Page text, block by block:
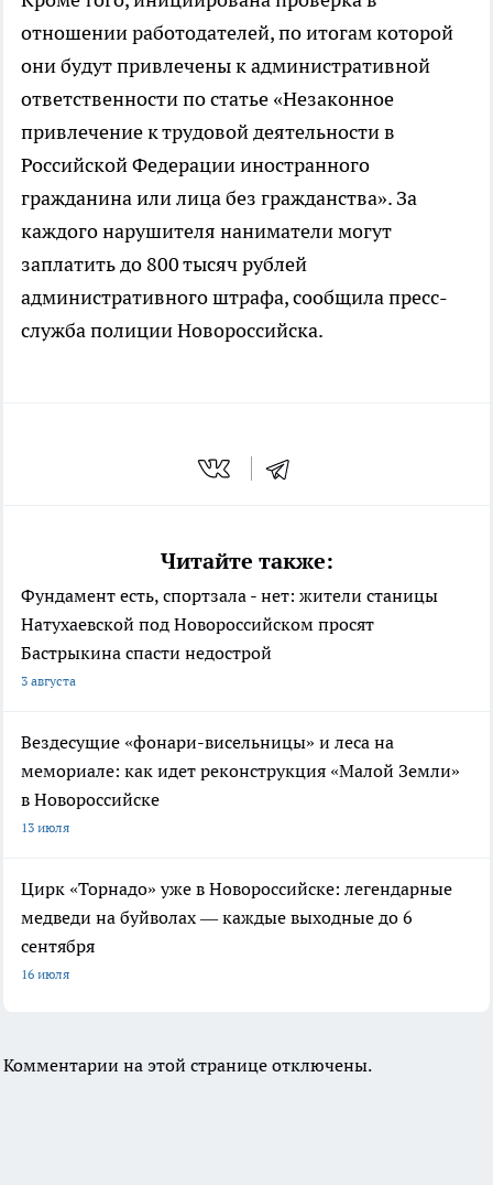
отношении работодателей, по итогам которой
они будут привлечены к административной
ответственности по статье «Незаконное
привлечение к трудовой деятельности в
Российской Федерации иностранного
гражданина или лица без гражданства». За
каждого нарушителя наниматели могут
заплатить до 800 тысяч рублей
административного штрафа, сообщила пресс-
служба полиции Новороссийска.
Читайте также:
Фундамент есть, спортзала - нет: жители станицы
Натухаевской под Новороссийском просят
Бастрыкина спасти недострой
3 августа
Вездесущие «фонари-висельницы» и леса на
мемориале: как идет реконструкция «Малой Земли»
в Новороссийске
13 июля
Цирк «Торнадо» уже в Новороссийске: легендарные
медведи на буйволах — каждые выходные до 6
сентября
16 июля
Комментарии на этой странице отключены.